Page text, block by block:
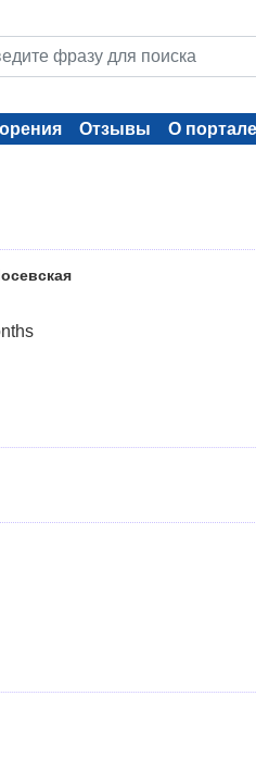
Отзывы О портале